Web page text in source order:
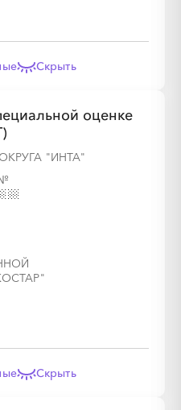
Скрыть
оценке
"ИНТА"
Скрыть